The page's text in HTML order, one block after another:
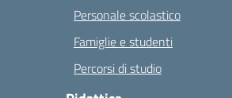
Personale scolastico
Famiglie e studenti
Percorsi di studio